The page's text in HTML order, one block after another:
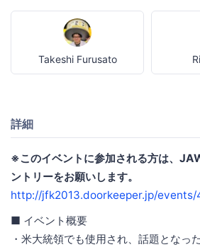
Takeshi Furusato
詳細
※このイベントに参加される方は、
ントリーをお願いします。
http://jfk2013.doorkeeper.jp/events/
■ イベント概要
・米大統領でも使用され、話題となっ